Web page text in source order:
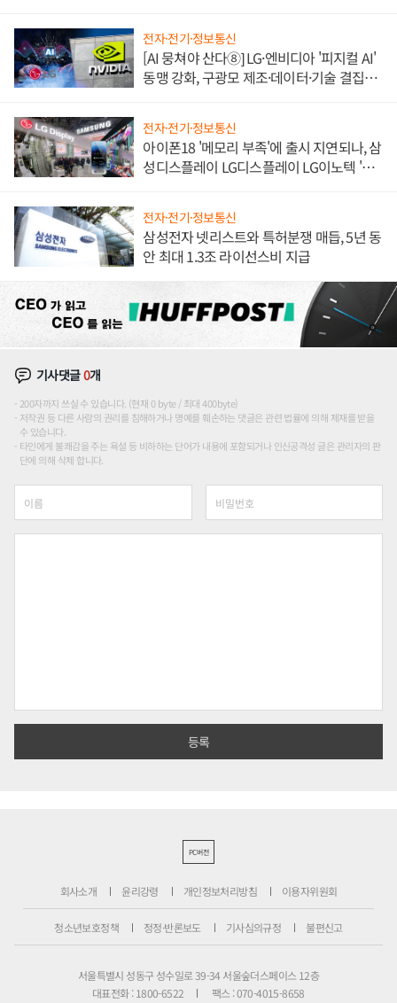
전자·전기·정보통신
[AI 뭉쳐야 산다⑧] LG·엔비디아 '피지컬 AI'
동맹 강화, 구광모 제조·데이터·기술 결집
전자·전기·정보통신
아이폰18 '메모리 부족'에 출시 지연되나, 삼
성디스플레이 LG디스플레이 LG이노텍 '탈
전자·전기·정보통신
삼성전자 넷리스트와 특허분쟁 매듭, 5년 동
안 최대 1.3조 라이선스비 지급
기사댓글0개
200자까지 쓰실 수 있습니다. (현재 0 byte / 최대 400byte)
저작권 등 다른 사람의 권리를 침해하거나 명예를 훼손하는 댓글은 관련 법률에 의해 제재를 받을
수 있습니다.
타인에게 불쾌감을 주는 욕설 등 비하하는 단어가 내용에 포함되거나 인신공격성 글은 관리자의 판
단에 의해 삭제 합니다.
PC버전
회사소개 윤리강령 개인정보처리방침 이용자위원회
청소년보호정책 정정·반론보도 기사심의규정 불편신고
서울특별시 성동구 성수일로 39-34 서울숲더스페이스 12층
대표전화 : 1800-6522
팩스 : 070-4015-8658